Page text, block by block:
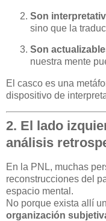
Son
sino que la
Son
nuestra mente
El casco es una
dispositivo de
2. El lado
análisis
En la PNL, muchas
reconstrucciones del
espacio mental.
No porque exista allí
organización